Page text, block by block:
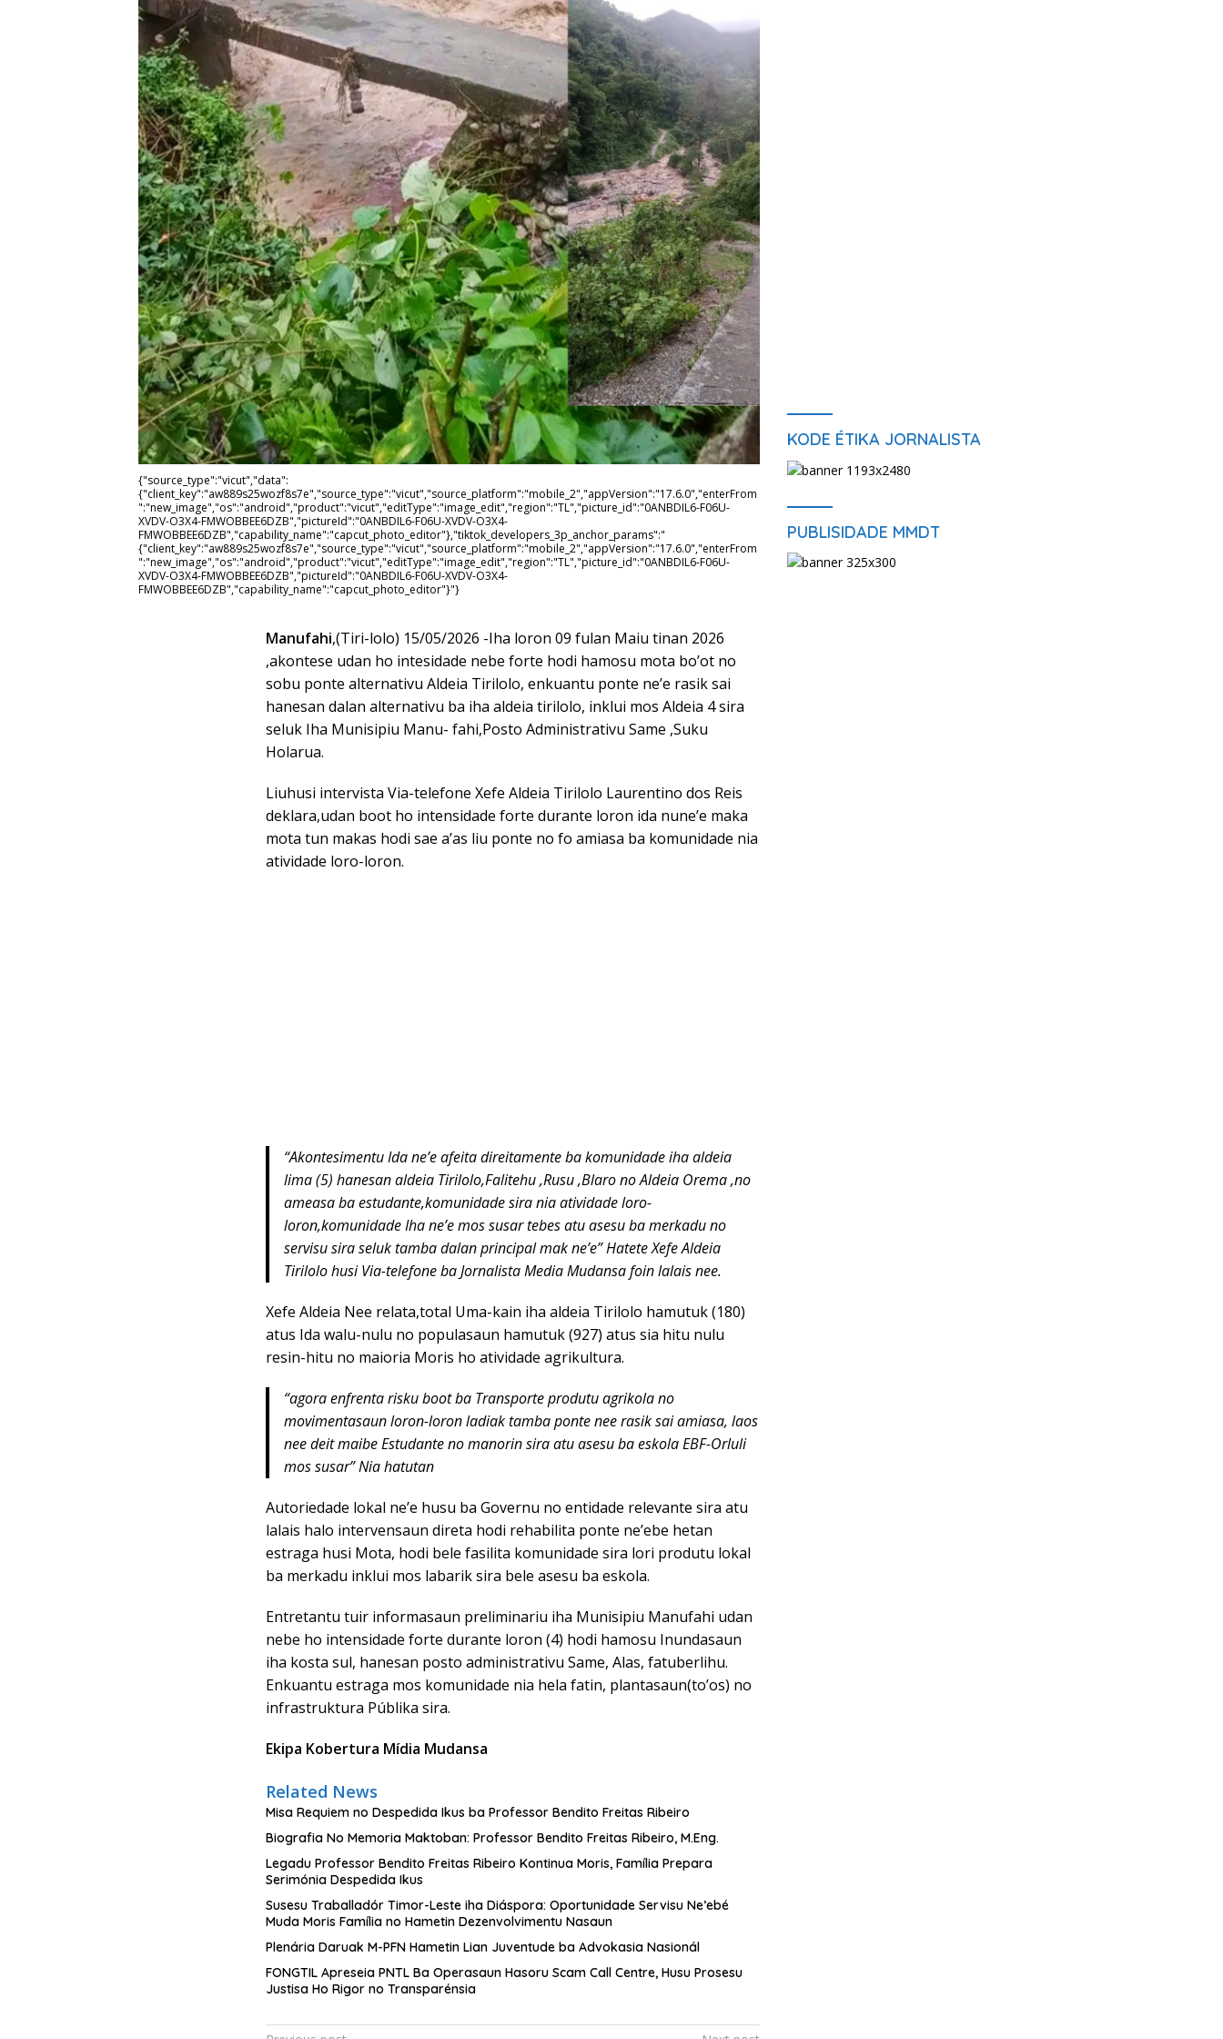
{"source_type":"vicut","data":
{"client_key":"aw889s25wozf8s7e","source_type":"vicut","source_platform":"mobile_2","appVersion":"17.6.0","enterFrom
":"new_image","os":"android","product":"vicut","editType":"image_edit","region":"TL","picture_id":"0ANBDIL6-F06U-
XVDV-O3X4-FMWOBBEE6DZB","pictureId":"0ANBDIL6-F06U-XVDV-O3X4-
FMWOBBEE6DZB","capability_name":"capcut_photo_editor"},"tiktok_developers_3p_anchor_params":"
{"client_key":"aw889s25wozf8s7e","source_type":"vicut","source_platform":"mobile_2","appVersion":"17.6.0","enterFrom
":"new_image","os":"android","product":"vicut","editType":"image_edit","region":"TL","picture_id":"0ANBDIL6-F06U-
XVDV-O3X4-FMWOBBEE6DZB","pictureId":"0ANBDIL6-F06U-XVDV-O3X4-
FMWOBBEE6DZB","capability_name":"capcut_photo_editor"}"}
Manufahi,(Tiri-lolo) 15/05/2026 -Iha loron 09 fulan Maiu tinan 2026
,akontese udan ho intesidade nebe forte hodi hamosu mota bo’ot no
sobu ponte alternativu Aldeia Tirilolo, enkuantu ponte ne’e rasik sai
hanesan dalan alternativu ba iha aldeia tirilolo, inklui mos Aldeia 4 sira
seluk Iha Munisipiu Manu- fahi,Posto Administrativu Same ,Suku
Holarua.
Liuhusi intervista Via-telefone Xefe Aldeia Tirilolo Laurentino dos Reis
deklara,udan boot ho intensidade forte durante loron ida nune’e maka
mota tun makas hodi sae a’as liu ponte no fo amiasa ba komunidade nia
atividade loro-loron.
“Akontesimentu Ida ne’e afeita direitamente ba komunidade iha aldeia
lima (5) hanesan aldeia Tirilolo,Falitehu ,Rusu ,Blaro no Aldeia Orema ,no
ameasa ba estudante,komunidade sira nia atividade loro-
loron,komunidade Iha ne’e mos susar tebes atu asesu ba merkadu no
servisu sira seluk tamba dalan principal mak ne’e” Hatete Xefe Aldeia
Tirilolo husi Via-telefone ba Jornalista Media Mudansa foin lalais nee.
Xefe Aldeia Nee relata,total Uma-kain iha aldeia Tirilolo hamutuk (180)
atus Ida walu-nulu no populasaun hamutuk (927) atus sia hitu nulu
resin-hitu no maioria Moris ho atividade agrikultura.
“agora enfrenta risku boot ba Transporte produtu agrikola no
movimentasaun loron-loron ladiak tamba ponte nee rasik sai amiasa, laos
nee deit maibe Estudante no manorin sira atu asesu ba eskola EBF-Orluli
mos susar” Nia hatutan
Autoriedade lokal ne’e husu ba Governu no entidade relevante sira atu
lalais halo intervensaun direta hodi rehabilita ponte ne’ebe hetan
estraga husi Mota, hodi bele fasilita komunidade sira lori produtu lokal
ba merkadu inklui mos labarik sira bele asesu ba eskola.
Entretantu tuir informasaun preliminariu iha Munisipiu Manufahi udan
nebe ho intensidade forte durante loron (4) hodi hamosu Inundasaun
iha kosta sul, hanesan posto administrativu Same, Alas, fatuberlihu.
Enkuantu estraga mos komunidade nia hela fatin, plantasaun(to’os) no
infrastruktura Públika sira.
Ekipa Kobertura Mídia Mudansa
Related News
Misa Requiem no Despedida Ikus ba Professor Bendito Freitas Ribeiro
Biografia No Memoria Maktoban: Professor Bendito Freitas Ribeiro, M.Eng.
Legadu Professor Bendito Freitas Ribeiro Kontinua Moris, Família Prepara
Serimónia Despedida Ikus
Susesu Traballadór Timor-Leste iha Diáspora: Oportunidade Servisu Ne’ebé
Muda Moris Família no Hametin Dezenvolvimentu Nasaun
Plenária Daruak M-PFN Hametin Lian Juventude ba Advokasia Nasionál
FONGTIL Apreseia PNTL Ba Operasaun Hasoru Scam Call Centre, Husu Prosesu
Justisa Ho Rigor no Transparénsia
KODE ÉTIKA JORNALISTA
PUBLISIDADE MMDT